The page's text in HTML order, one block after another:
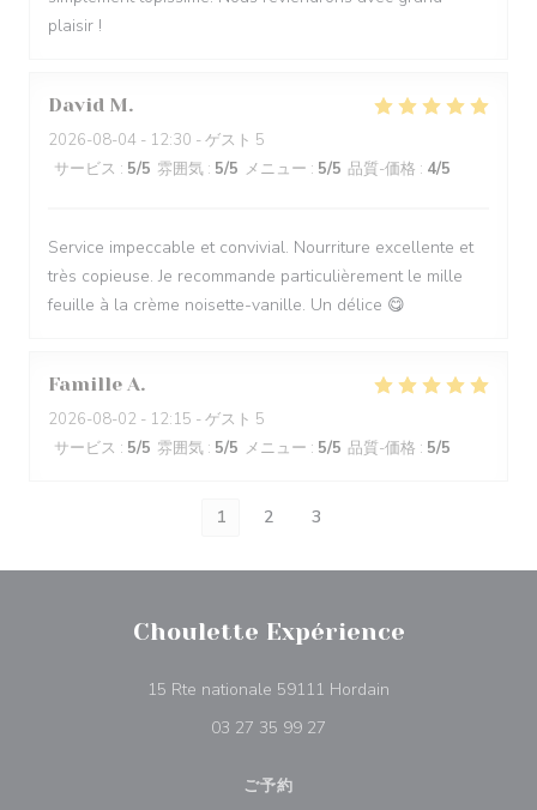
plaisir !
David M
2026-08-04 - 12:30 - ゲスト 5
サービス : 5/5 雰囲気 : 5/5 メニュー : 5/5 品質-価格 : 4/5
Service impeccable et convivial. Nourriture excellente et
très copieuse. Je recommande particulièrement le mille
feuille à la crème noisette-vanille. Un délice 😋
Famille A
2026-08-02 - 12:15 - ゲスト 5
サービス : 5/5 雰囲気 : 5/5 メニュー : 5/5 品質-価格 : 5/5
1 2 3
Choulette Expérience
15 Rte nationale 59111 Hordain
03 27 35 99 27
ご予約